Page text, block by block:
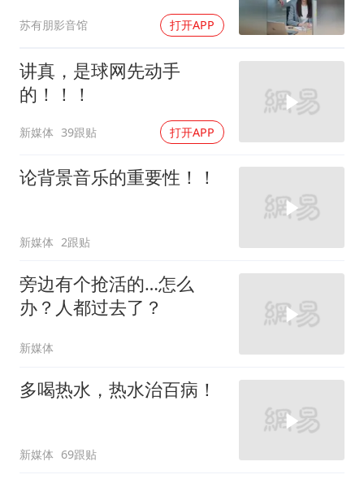
苏有朋影音馆 打开APP
讲真，是球网先动手
的！！！
新媒体 39跟贴 打开APP
论背景音乐的重要性！！
新媒体 2跟贴
旁边有个抢活的…怎么
办？人都过去了？
新媒体
多喝热水，热水治百病！
新媒体 69跟贴